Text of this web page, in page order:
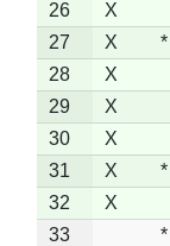
26
X
27
X *
28
X
29
X
30
X
31
X *
32
X
33
*